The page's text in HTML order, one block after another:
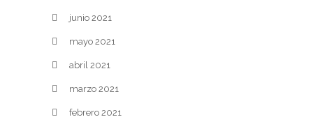
junio 2021
mayo 2021
abril 2021
marzo 2021
febrero 2021